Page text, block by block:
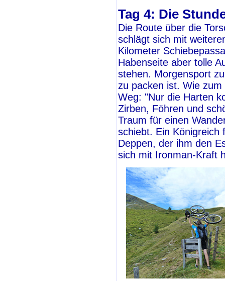
Tag 4: Die
Die Route über die
schlägt sich mit
Kilometer
Habenseite aber tolle
stehen. Morgensport
zu packen ist. Wie
Weg: "Nur die Harten
Zirben, Föhren und
Traum für einen
schiebt. Ein Königreich
Deppen, der ihm den
sich mit Ironman-Kraft